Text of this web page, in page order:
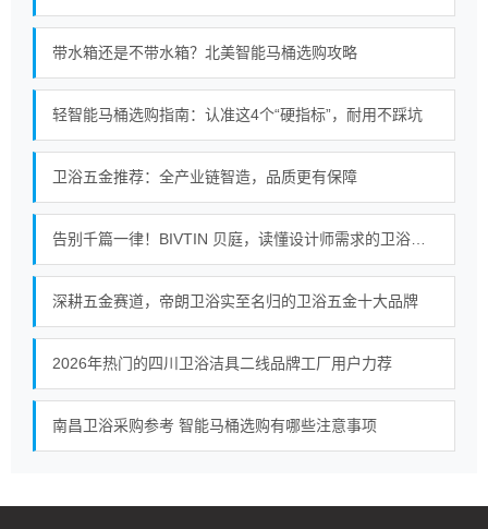
带水箱还是不带水箱？北美智能马桶选购攻略
轻智能马桶选购指南：认准这4个“硬指标”，耐用不踩坑
卫浴五金推荐：全产业链智造，品质更有保障
深耕五金赛道，帝朗卫浴实至名归的卫浴五金十大品牌
2026年热门的四川卫浴洁具二线品牌工厂用户力荐
南昌卫浴采购参考 智能马桶选购有哪些注意事项